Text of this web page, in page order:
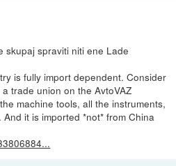
skupaj spraviti niti ene Lade
is fully import dependent. Consider
trade union on the AvtoVAZ
machine tools, all the instruments,
it is imported *not* from China